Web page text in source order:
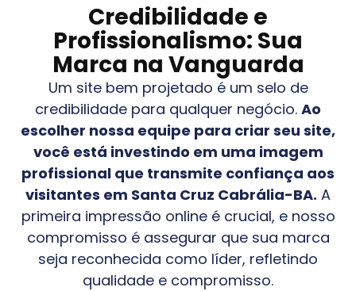
Credibilidade e
Profissionalismo: Sua
Marca na Vanguarda
Um site bem projetado é um selo de
credibilidade para qualquer negócio. Ao
escolher nossa equipe para criar seu site,
você está investindo em uma imagem
profissional que transmite confiança aos
visitantes em Santa Cruz Cabrália-BA. A
primeira impressão online é crucial, e nosso
compromisso é assegurar que sua marca
seja reconhecida como líder, refletindo
qualidade e compromisso.